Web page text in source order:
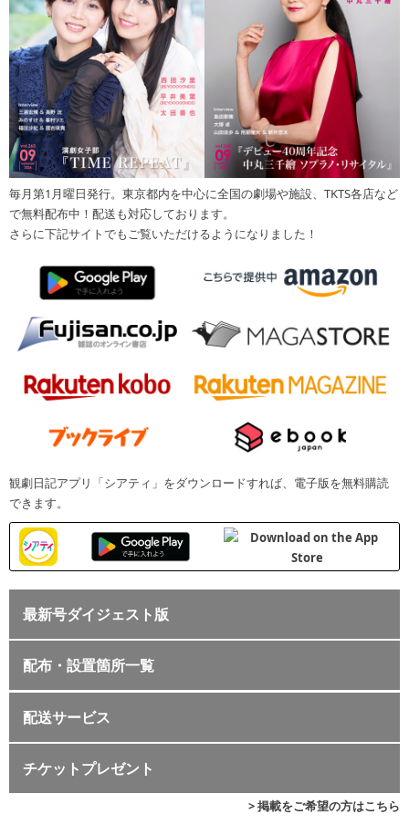
毎月第1月曜日発行。東京都内を中心に全国の劇場や施設、TKTS各店など
で無料配布中！配送も対応しております。
さらに下記サイトでもご覧いただけるようになりました！
観劇日記アプリ「シアティ」をダウンロードすれば、電子版を無料購読
できます。
最新号ダイジェスト版
配布・設置箇所一覧
配送サービス
チケットプレゼント
> 掲載をご希望の方はこちら